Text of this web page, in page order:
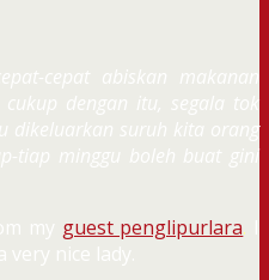
cepat abiskan makanan
dengan itu, segala tok
dikeluarkan suruh kita orang
tiap minggu boleh buat gini
my guest penglipurlara. I
very nice lady.